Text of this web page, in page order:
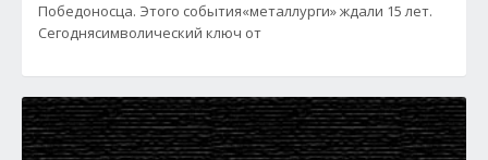
Победоносца. Этого события«металлурги» ждали 15 лет.
Сегоднясимволический ключ от